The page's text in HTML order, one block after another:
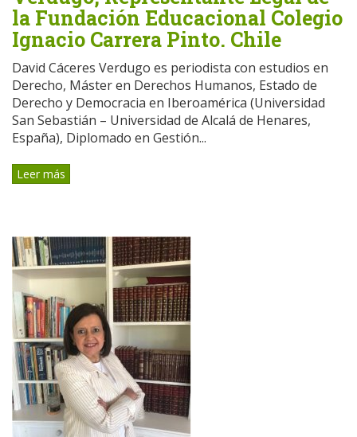
la Fundación Educacional Colegio
Ignacio Carrera Pinto. Chile
David Cáceres Verdugo es periodista con estudios en
Derecho, Máster en Derechos Humanos, Estado de
Derecho y Democracia en Iberoamérica (Universidad
San Sebastián – Universidad de Alcalá de Henares,
España), Diplomado en Gestión...
Leer más